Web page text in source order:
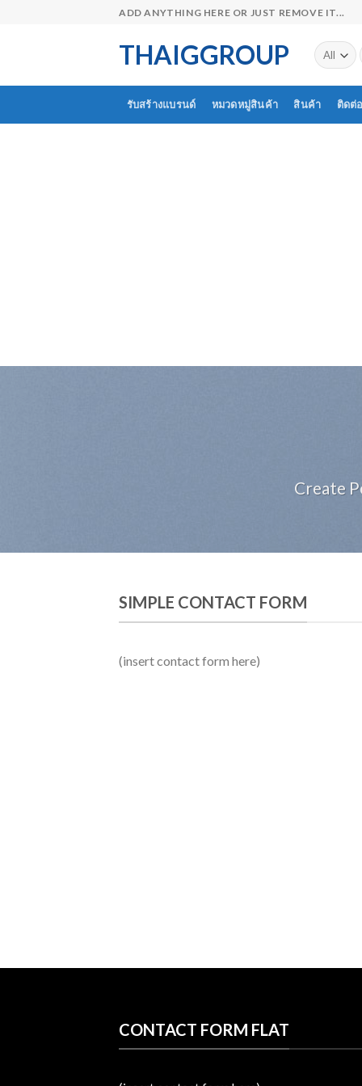
ADD ANYTHING HERE OR JUST REMOVE IT...
THAIGGROUP
รับสร้างแบรนด์ หมวดหมู่สินค้า สินค้า ติดต่
Create
SIMPLE CONTACT FORM
(insert contact form here)
CONTACT FORM FLAT